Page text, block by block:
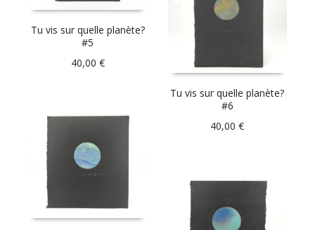
Tu vis sur quelle planète?
#5
40,00 €
Tu vis sur quelle planète?
#6
40,00€